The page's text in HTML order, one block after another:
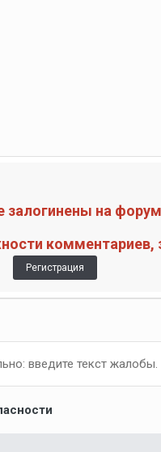
залогинены на
комментариев,
Регистрация
введите текст жалобы.